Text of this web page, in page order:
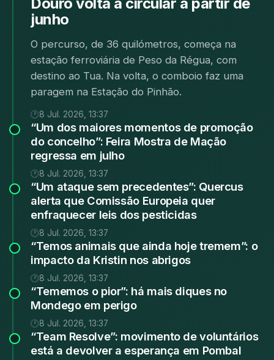
8 Jul. 2026, 13:37
“Um dos maiores momentos de promoção
do concelho”: Feira Mostra de Mação
regressa em julho
Com uma nova imagem gráfica e aposta no
presunto, a 31ª edição da Feira Mostra de
Mação dá a conhecer ao público os produtos
endógenos, a gastronomia e o...
8 Jul. 2026, 13:37
“Um ataque sem precedentes”: Quercus
alerta que Comissão Europeia quer
enfraquecer leis dos pesticidas
8 Jul. 2026, 13:37
“Temos animais que ainda hoje tremem”: o
impacto da Kristin nos abrigos
8 Jul. 2026, 13:37
“Tememos o pior”: há mais diques no
Mondego em perigo
8 Jul. 2026, 13:37
“Team Resolve”: movimento de voluntários